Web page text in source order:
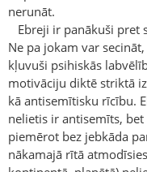
nerunāt.
Ebreji ir panākuši pret
Ne pa jokam var
kļuvuši psihiskās
motivāciju diktē striktā
kā antisemītisku rīcību.
nelietis ir antisemīts,
piemērot bez jebkāda
nākamajā rītā